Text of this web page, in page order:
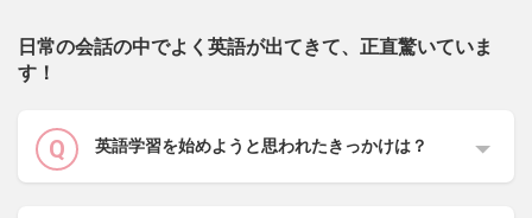
日常の会話の中でよく英語が出てきて、正直驚いていま
す！
英語学習を始めようと思われたきっかけは？